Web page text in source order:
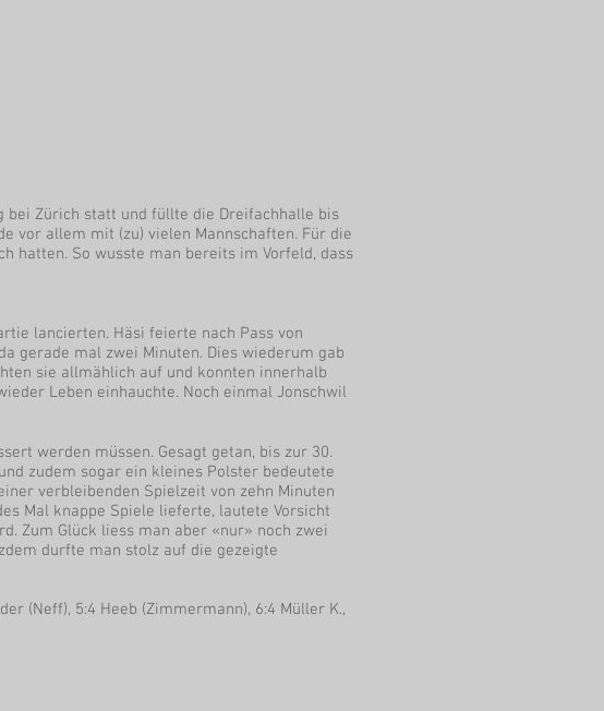
bei Zürich statt und füllte die Dreifachhalle bis
vor allem mit (zu) vielen Mannschaften. Für die
hatten. So wusste man bereits im Vorfeld, dass
lancierten. Häsi feierte nach Pass von
gerade mal zwei Minuten. Dies wiederum gab
sie allmählich auf und konnten innerhalb
Leben einhauchte. Noch einmal Jonschwil
werden müssen. Gesagt getan, bis zur 30.
zudem sogar ein kleines Polster bedeutete
verbleibenden Spielzeit von zehn Minuten
Mal knappe Spiele lieferte, lautete Vorsicht
Zum Glück liess man aber «nur» noch zwei
durfte man stolz auf die gezeigte
(Neff), 5:4 Heeb (Zimmermann), 6:4 Müller K.,